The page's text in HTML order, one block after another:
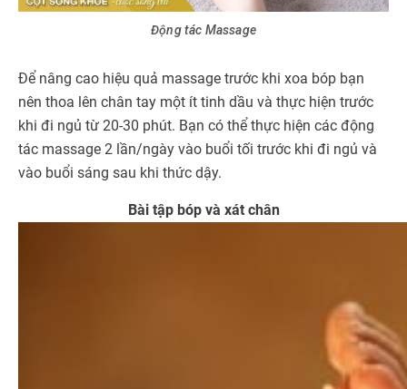
Động tác Massage
Để nâng cao hiệu quả massage trước khi xoa bóp bạn
nên thoa lên chân tay một ít tinh dầu và thực hiện trước
khi đi ngủ từ 20-30 phút. Bạn có thể thực hiện các động
tác massage 2 lần/ngày vào buổi tối trước khi đi ngủ và
vào buổi sáng sau khi thức dậy.
Bài tập bóp và xát chân